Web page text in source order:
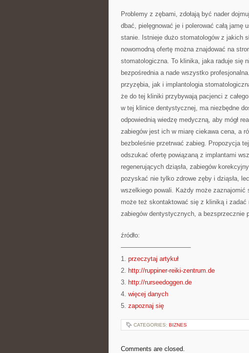
Problemy z zębami, zdołają być nader
dbać, pielęgnować je i polerować całą jamę
stanie. Istnieje dużo stomatologów z jakich
nowomodną ofertę można znajdować na
stomatologiczna. To klinika, jaka raduje się
bezpośrednia a nade wszystko
przyzębia, jak i implantologia
że do tej kliniki przybywają pacjenci z
w tej klinice dentystycznej, ma niezbędne
odpowiednią wiedzę medyczną, aby mógł
zabiegów jest ich w miarę ciekawa cena, a
bezboleśnie przetrwać zabieg. Propozycja
odszukać ofertę powiązaną z implantami
regenerujących dziąsła, zabiegów
pozyskać nie tylko zdrowe zęby i dziąsła,
wszelkiego powali. Każdy może zaznajomić
może też skontaktować się z kliniką i
zabiegów dentystycznych, a bezsprzecznie
źródło:
———————————
1. przeczytaj artykuł
2. http://ruppiner-reiki-zentrum.de
3. http://rurseedoggen.de
4. więcej danych
5. zapoznaj się
CATEGORIES: BIZNES
Comments are closed.